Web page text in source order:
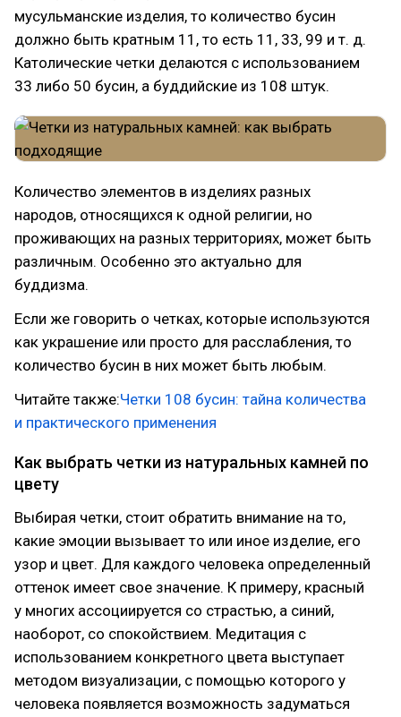
мусульманские изделия, то количество бусин
должно быть кратным 11, то есть 11, 33, 99 и т. д.
Католические четки делаются с использованием
33 либо 50 бусин, а буддийские из 108 штук.
Количество элементов в изделиях разных
народов, относящихся к одной религии, но
проживающих на разных территориях, может быть
различным. Особенно это актуально для
буддизма.
Если же говорить о четках, которые используются
как украшение или просто для расслабления, то
количество бусин в них может быть любым.
Читайте также:Четки 108 бусин: тайна количества
и практического применения
Как выбрать четки из натуральных камней по
цвету
Выбирая четки, стоит обратить внимание на то,
какие эмоции вызывает то или иное изделие, его
узор и цвет. Для каждого человека определенный
оттенок имеет свое значение. К примеру, красный
у многих ассоциируется со страстью, а синий,
наоборот, со спокойствием. Медитация с
использованием конкретного цвета выступает
методом визуализации, с помощью которого у
человека появляется возможность задуматься